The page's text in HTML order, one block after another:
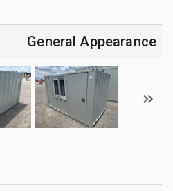
General Appearance